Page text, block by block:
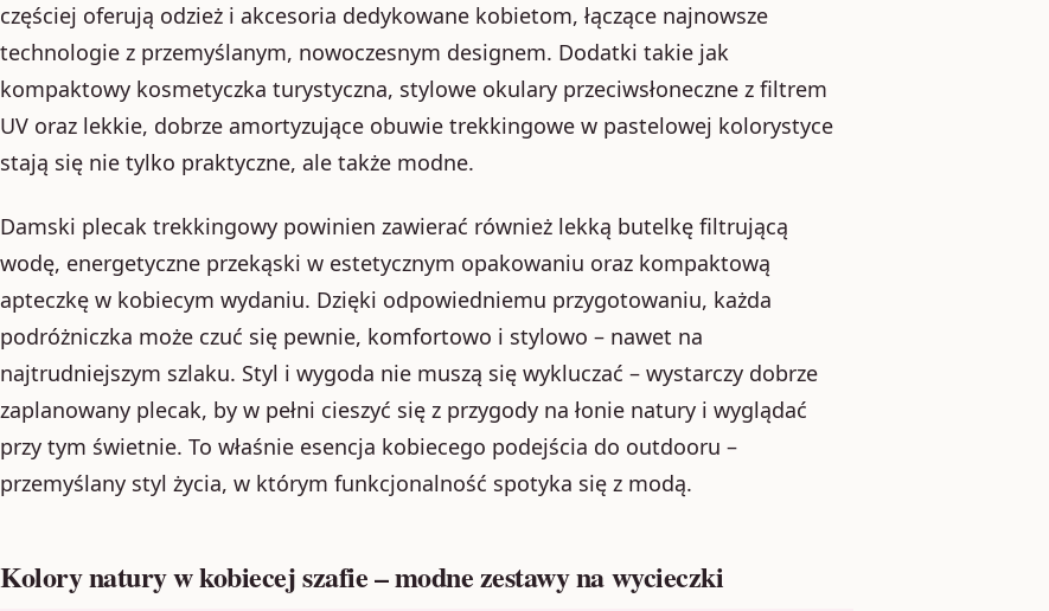
częściej oferują odzież i akcesoria dedykowane kobietom, łączące najnowsze
technologie z przemyślanym, nowoczesnym designem. Dodatki takie jak
kompaktowy kosmetyczka turystyczna, stylowe okulary przeciwsłoneczne z filtrem
UV oraz lekkie, dobrze amortyzujące obuwie trekkingowe w pastelowej kolorystyce
stają się nie tylko praktyczne, ale także modne.
Damski plecak trekkingowy powinien zawierać również lekką butelkę filtrującą
wodę, energetyczne przekąski w estetycznym opakowaniu oraz kompaktową
apteczkę w kobiecym wydaniu. Dzięki odpowiedniemu przygotowaniu, każda
podróżniczka może czuć się pewnie, komfortowo i stylowo – nawet na
najtrudniejszym szlaku. Styl i wygoda nie muszą się wykluczać – wystarczy dobrze
zaplanowany plecak, by w pełni cieszyć się z przygody na łonie natury i wyglądać
przy tym świetnie. To właśnie esencja kobiecego podejścia do outdooru –
przemyślany styl życia, w którym funkcjonalność spotyka się z modą.
Kolory natury w kobiecej szafie – modne zestawy na wycieczki